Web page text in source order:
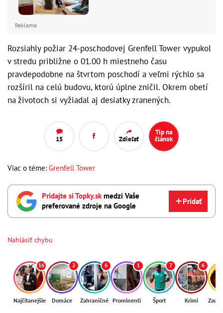
Reklama
Rozsiahly požiar 24-poschodovej Grenfell Tower vypukol
v stredu približne o 01.00 h miestneho času
pravdepodobne na štvrtom poschodí a veľmi rýchlo sa
rozšíril na celú budovu, ktorú úplne zničil. Okrem obetí
na životoch si vyžiadal aj desiatky zranených.
15 Zdieľať
Tip na
článok
Viac o téme: Grenfell Tower
Pridajte si Topky.skmedzi Vaše
preferované zdroje na Google
Pridať
Nahlásiť chybu
16
Najčítanejšie
2
Domáce
6
Zahraničné
1
Prominenti
7
Šport
6
Krimi